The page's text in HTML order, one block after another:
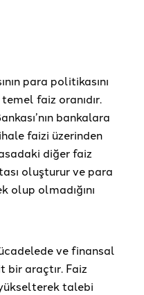
para politikasını
faiz oranıdır.
bankalara
faizi üzerinden
diğer faiz
oluşturur ve para
olup olmadığını
ve finansal
bir araçtır. Faiz
talebi